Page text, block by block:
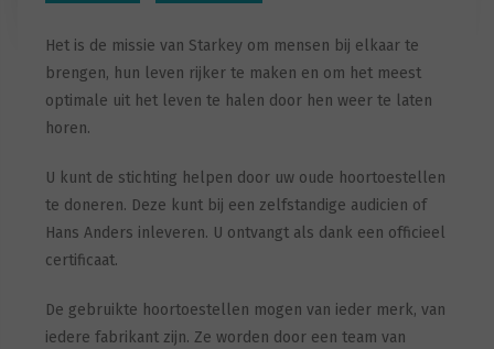
Het is de missie van Starkey om mensen bij elkaar te
brengen, hun leven rijker te maken en om het meest
optimale uit het leven te halen door hen weer te laten
horen.
U kunt de stichting helpen door uw oude hoortoestellen
te doneren. Deze kunt bij een zelfstandige audicien of
Hans Anders inleveren. U ontvangt als dank een officieel
certificaat.
De gebruikte hoortoestellen mogen van ieder merk, van
iedere fabrikant zijn. Ze worden door een team van